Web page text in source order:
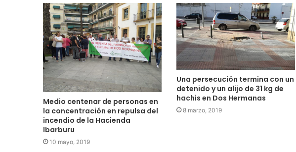
Medio centenar de personas en
la concentración en repulsa del
incendio de la Hacienda
Ibarburu
10 mayo, 2019
Una persecución termina con un
detenido y un alijo de 31 kg de
hachis en Dos Hermanas
8 marzo, 2019